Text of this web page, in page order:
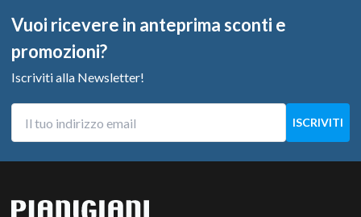
Vuoi ricevere in anteprima sconti e
promozioni?
Iscriviti alla Newsletter!